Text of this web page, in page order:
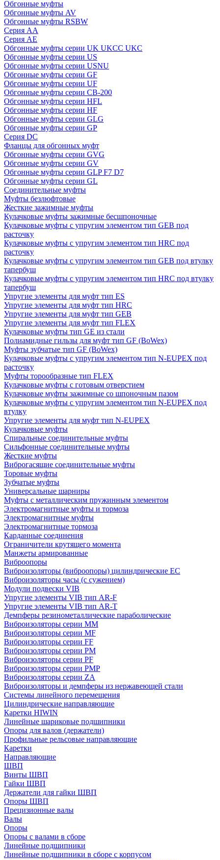
Обгонные муфты
Обгонные муфты AV
Обгонные муфты RSBW
Серия AA
Серия AE
Обгонные муфты серии UK UKCC UKC
Обгонные муфты серии US
Обгонные муфты серии USNU
Обгонные муфты серии GF
Обгонные муфты серии UF
Обгонные муфты серии CB-200
Обгонные муфты серии HFL
Обгонные муфты серии HF
Обгонные муфты серии GLG
Обгонные муфты серии GP
Серия DC
Фланцы для обгонных муфт
Обгонные муфты серии GVG
Обгонные муфты серии GV
Обгонные муфты серии GLP F7 D7
Обгонные муфты серии GL
Соединительные муфты
Муфты безлюфтовые
Жесткие зажимные муфты
Кулачковые муфты зажимные бесшпоночные
Кулачковые муфты с упругим элементом тип GEB под
расточку
Кулачковые муфты с упругим элементом тип HRC под
расточку
Кулачковые муфты с упругим элементом тип GEB под втулку
тапербуш
Кулачковые муфты с упругим элементом тип HRC под втулку
тапербуш
Упругие элементы для муфт тип ES
Упругие элементы для муфт тип HRC
Упругие элементы для муфт тип GEB
Упругие элементы для муфт тип FLEX
Кулачковые муфты тип GE из стали
Полиамидные гильзы для муфт тип GF (BoWex)
Муфты зубчатые тип GF (BoWex)
Кулачковые муфты с упругим элементом тип N-EUPEX под
расточку
Муфты торообразные тип FLEX
Кулачковые муфты с готовым отверстием
Кулачковые муфты зажимные со шпоночным пазом
Кулачковые муфты с упругим элементом тип N-EUPEX под
втулку
Упругие элементы для муфт тип N-EUPEX
Кулачковые муфты
Спиральные соединительные муфты
Сильфонные соединительные муфты
Жесткие муфты
Виброгасящие соединительные муфты
Торовые муфты
Зубчатые муфты
Универсальные шарниры
Муфты с металлическим пружинным элементом
Электромагнитные муфты и тормоза
Электромагнитные муфты
Электромагнитные тормоза
Карданные соединения
Ограничители крутящего момента
Манжеты армированные
Виброопоры
Виброизоляторы (виброопоры) цилиндрические EC
Виброизоляторы часы (с сужением)
Модули подвески VIB
Упругие элементы VIB тип AR-F
Упругие элементы VIB тип AR-T
Демпферы резинометаллические параболические
Виброизоляторы серии MM
Виброизоляторы серии MF
Виброизоляторы серии FF
Виброизоляторы серии PM
Виброизоляторы серии PF
Виброизоляторы серии PMP
Виброизоляторы серии ZA
Виброизоляторы и демпферы из нержавеющей стали
Системы линейного перемещения
Цилиндрические направляющие
Каретки HIWIN
Линейные шариковые подшипники
Опоры для валов (держатели)
Профильные рельсовые направляющие
Каретки
Направляющие
ШВП
Винты ШВП
Гайки ШВП
Держатели для гайки ШВП
Опоры ШВП
Прецизионные валы
Валы
Опоры
Опоры с валами в сборе
Линейные подшипники
Линейные подшипники в сборе с корпусом